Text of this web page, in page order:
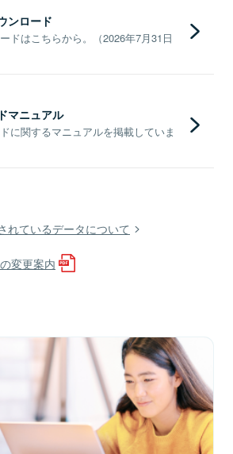
ンロード
ドはこちらから。（2026年7月31日
マニュアル
に関するマニュアルを掲載していま
れているデータについて
変更案内